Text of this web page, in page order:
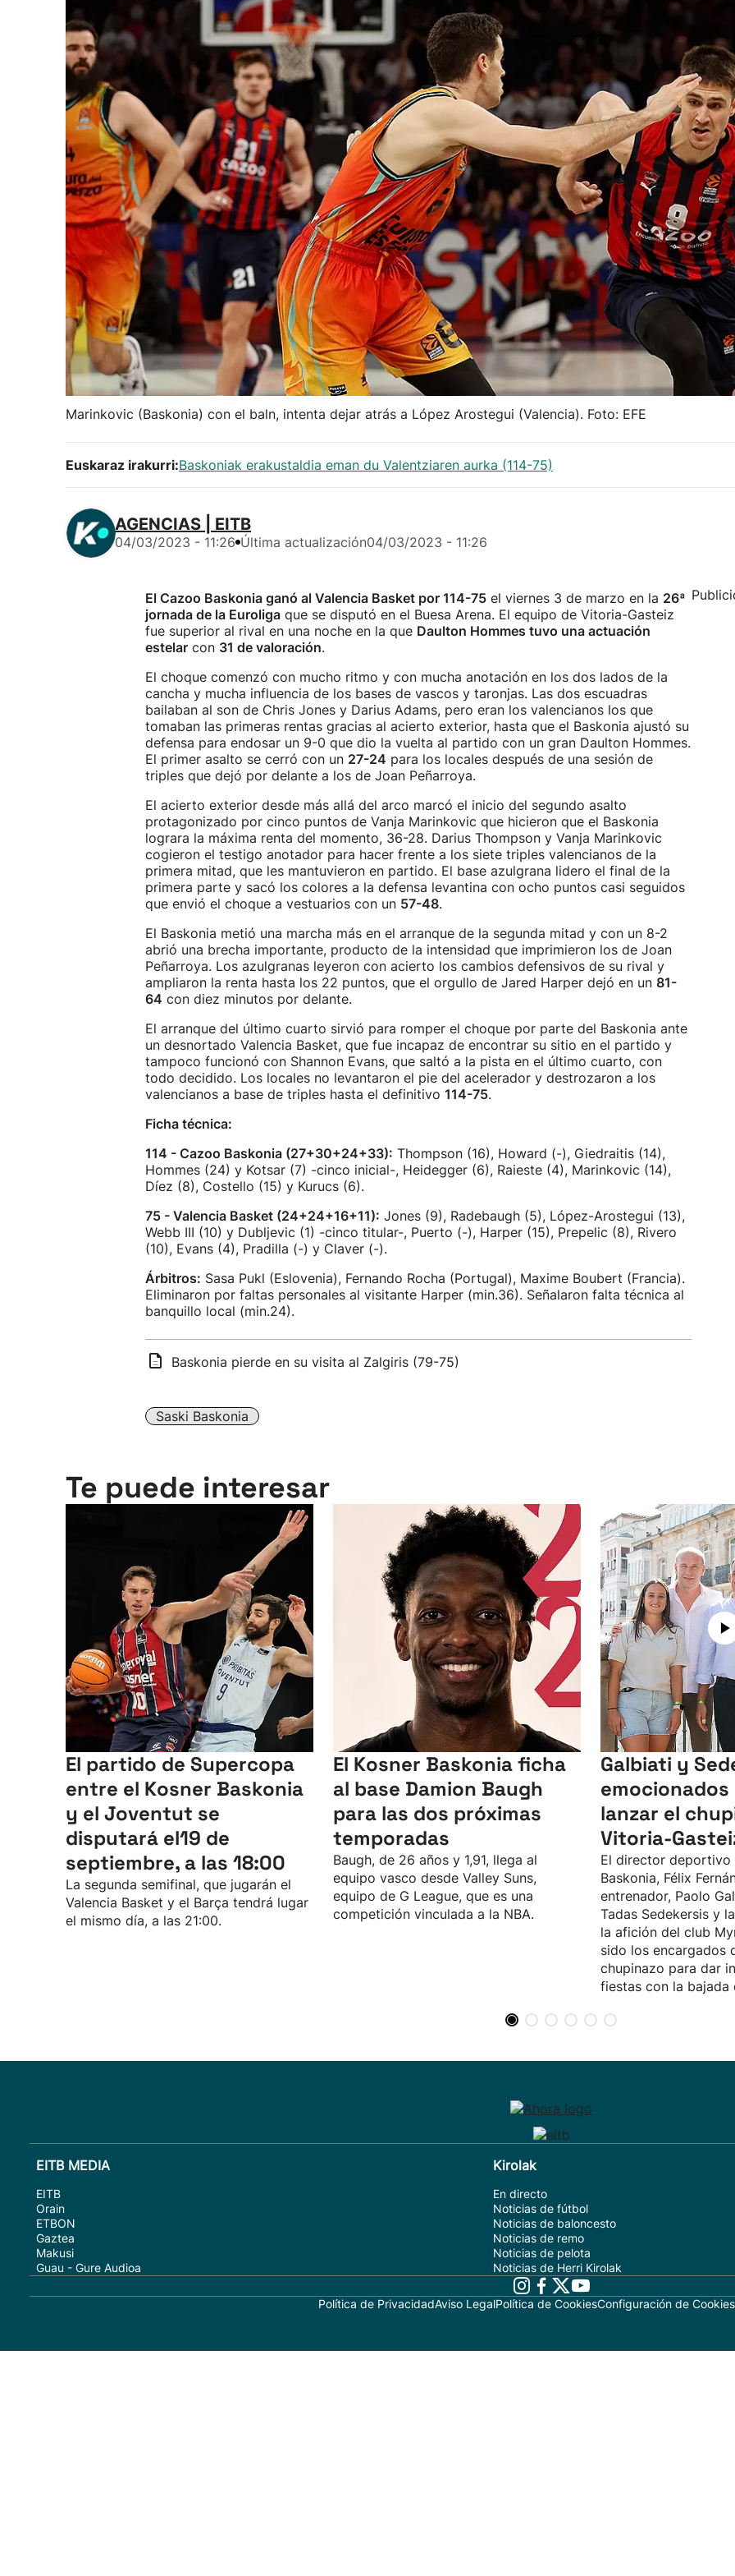
Marinkovic (Baskonia) con el baln, intenta dejar atrás a López Arostegui (Valencia). Foto: EFE
Euskaraz irakurri:Baskoniak erakustaldia eman du Valentziaren aurka (114-75)
AGENCIAS | EITB
04/03/2023 - 11:26 Última actualización04/03/2023 - 11:26
El Cazoo Baskonia ganó al Valencia Basket por 114-75 el viernes 3 de marzo en la 26ª
jornada de la Euroliga que se disputó en el Buesa Arena. El equipo de Vitoria-Gasteiz
fue superior al rival en una noche en la que Daulton Hommes tuvo una actuación
estelar con 31 de valoración.
El choque comenzó con mucho ritmo y con mucha anotación en los dos lados de la
cancha y mucha influencia de los bases de vascos y taronjas. Las dos escuadras
bailaban al son de Chris Jones y Darius Adams, pero eran los valencianos los que
tomaban las primeras rentas gracias al acierto exterior, hasta que el Baskonia ajustó su
defensa para endosar un 9-0 que dio la vuelta al partido con un gran Daulton Hommes.
El primer asalto se cerró con un 27-24 para los locales después de una sesión de
triples que dejó por delante a los de Joan Peñarroya.
El acierto exterior desde más allá del arco marcó el inicio del segundo asalto
protagonizado por cinco puntos de Vanja Marinkovic que hicieron que el Baskonia
lograra la máxima renta del momento, 36-28. Darius Thompson y Vanja Marinkovic
cogieron el testigo anotador para hacer frente a los siete triples valencianos de la
primera mitad, que les mantuvieron en partido. El base azulgrana lidero el final de la
primera parte y sacó los colores a la defensa levantina con ocho puntos casi seguidos
que envió el choque a vestuarios con un 57-48.
El Baskonia metió una marcha más en el arranque de la segunda mitad y con un 8-2
abrió una brecha importante, producto de la intensidad que imprimieron los de Joan
Peñarroya. Los azulgranas leyeron con acierto los cambios defensivos de su rival y
ampliaron la renta hasta los 22 puntos, que el orgullo de Jared Harper dejó en un 81-
64 con diez minutos por delante.
El arranque del último cuarto sirvió para romper el choque por parte del Baskonia ante
un desnortado Valencia Basket, que fue incapaz de encontrar su sitio en el partido y
tampoco funcionó con Shannon Evans, que saltó a la pista en el último cuarto, con
todo decidido. Los locales no levantaron el pie del acelerador y destrozaron a los
valencianos a base de triples hasta el definitivo 114-75.
Ficha técnica:
114 - Cazoo Baskonia (27+30+24+33): Thompson (16), Howard (-), Giedraitis (14),
Hommes (24) y Kotsar (7) -cinco inicial-, Heidegger (6), Raieste (4), Marinkovic (14),
Díez (8), Costello (15) y Kurucs (6).
75 - Valencia Basket (24+24+16+11): Jones (9), Radebaugh (5), López-Arostegui (13),
Webb III (10) y Dubljevic (1) -cinco titular-, Puerto (-), Harper (15), Prepelic (8), Rivero
(10), Evans (4), Pradilla (-) y Claver (-).
Árbitros: Sasa Pukl (Eslovenia), Fernando Rocha (Portugal), Maxime Boubert (Francia).
Eliminaron por faltas personales al visitante Harper (min.36). Señalaron falta técnica al
banquillo local (min.24).
Baskonia pierde en su visita al Zalgiris (79-75)
Saski Baskonia
Te puede interesar
El partido de Supercopa
entre el Kosner Baskonia
y el Joventut se
disputará el19 de
septiembre, a las 18:00
La segunda semifinal, que jugarán el
Valencia Basket y el Barça tendrá lugar
el mismo día, a las 21:00.
El Kosner Baskonia ficha
al base Damion Baugh
para las dos próximas
temporadas
Baugh, de 26 años y 1,91, llega al
equipo vasco desde Valley Suns,
equipo de G League, que es una
competición vinculada a la NBA.
Galbiati y
lanzar el
Vitoria-
El director deportivo
Baskonia, Félix
entrenador, Paolo
Tadas Sedekersis y
la afición del club
sido los encargados
chupinazo para dar
fiestas con la bajada
EITB MEDIA
EITB
Orain
ETBON
Gaztea
Makusi
Guau - Gure Audioa
Kirolak
En directo
Noticias de fútbol
Noticias de baloncesto
Noticias de remo
Noticias de pelota
Noticias de Herri Kirolak
Política de PrivacidadAviso LegalPolítica de CookiesConfiguración de Cookies